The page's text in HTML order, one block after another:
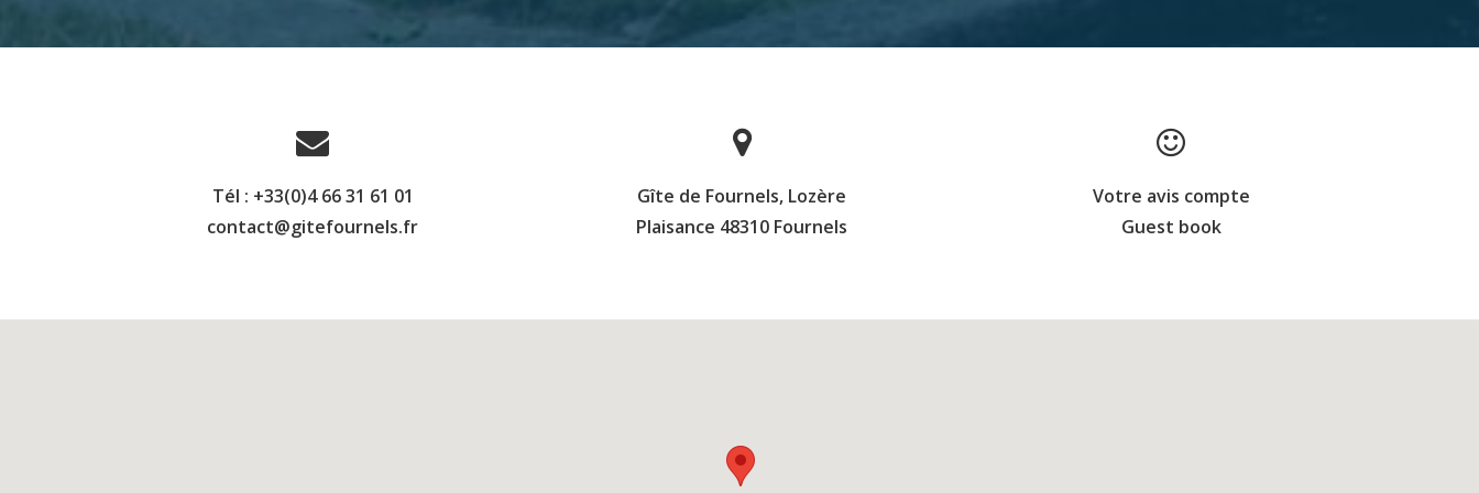
RUBAN
Tél : +33(0)4 66 31 61 01
contact@gitefournels.fr
Gîte de Fournels, Lozère
Plaisance 48310 Fournels
Votre avis compte
Guest book